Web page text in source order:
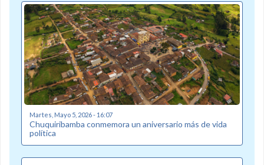
Martes, Mayo 5, 2026 - 16:07
Chuquiribamba conmemora un aniversario más de vida
política